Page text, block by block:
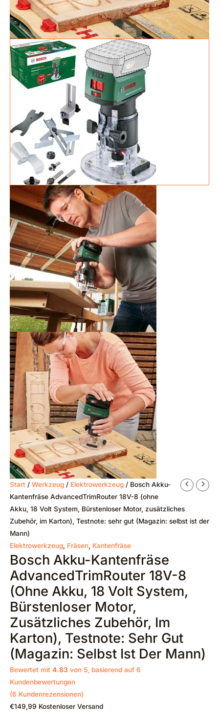
Start / Werkzeug / Elektrowerkzeug / Bosch Akku-
Kantenfräse AdvancedTrimRouter 18V-8 (ohne
Akku, 18 Volt System, Bürstenloser Motor, zusätzliches
Zubehör, im Karton), Testnote: sehr gut (Magazin: selbst ist der
Mann)
Elektrowerkzeug Fräsen Kantenfräse
Bosch Akku-Kantenfräse
AdvancedTrimRouter 18V-8
(ohne Akku, 18 Volt System,
Bürstenloser Motor,
Zusätzliches Zubehör, Im
Karton), Testnote: Sehr Gut
(Magazin: Selbst Ist Der Mann)
Bewertet mit 4.83 von 5, basierend auf 6
Kundenbewertungen
(6 Kundenrezensionen)
€149,99 Kostenloser Versand